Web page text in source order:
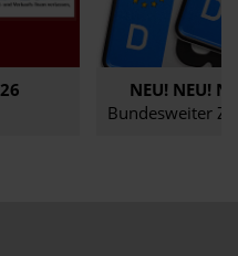
NEU! NEU! NEU! NEU! NEU!
Zulassungsservice für